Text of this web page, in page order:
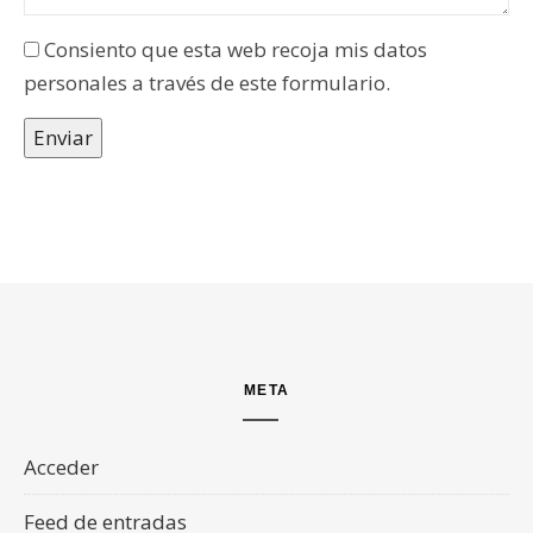
Consiento que esta web recoja mis datos
personales a través de este formulario.
Enviar
META
Acceder
Feed de entradas